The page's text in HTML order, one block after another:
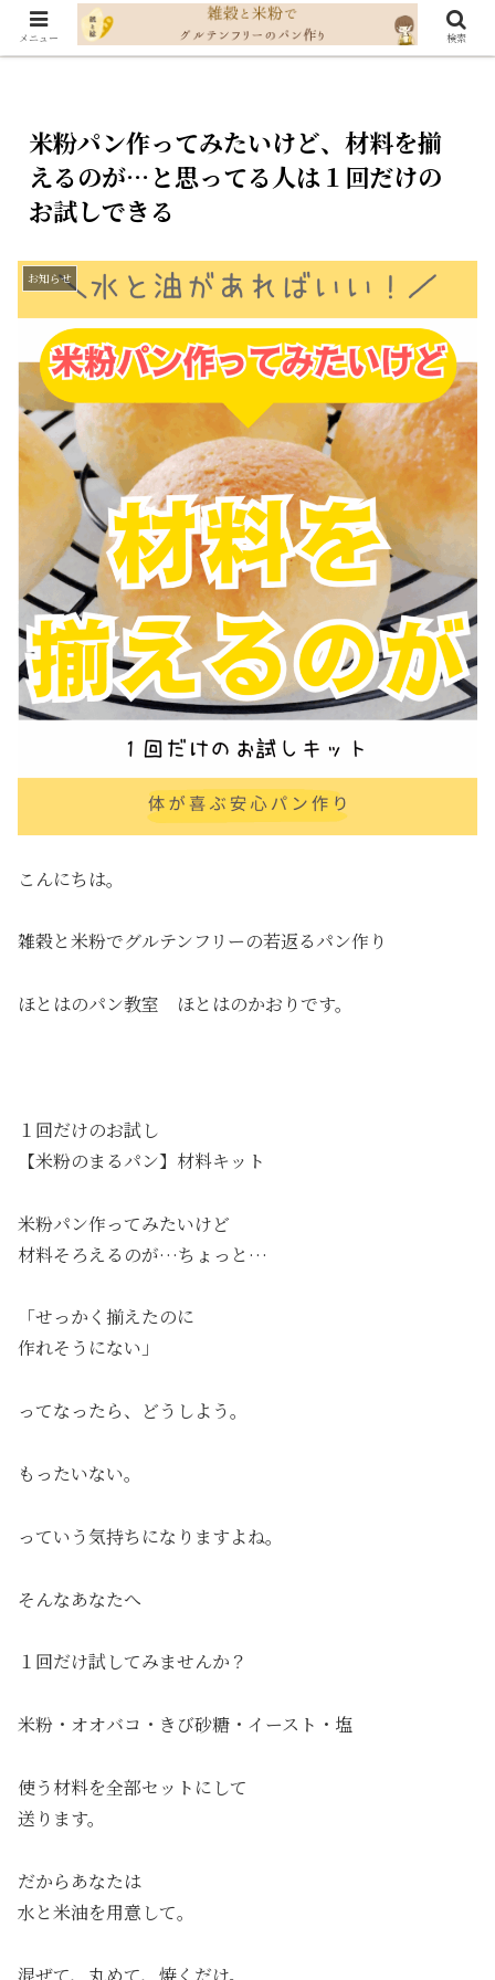
米粉パン作ってみたいけど、材料を揃
えるのが…と思ってる人は１回だけの
お試しできる
お知らせ
こんにちは。
雑穀と米粉でグルテンフリーの若返るパン作り
ほとはのパン教室 ほとはのかおりです。
１回だけのお試し
【米粉のまるパン】材料キット
米粉パン作ってみたいけど
材料そろえるのが…ちょっと…
「せっかく揃えたのに
作れそうにない」
ってなったら、どうしよう。
もったいない。
っていう気持ちになりますよね。
そんなあなたへ
１回だけ試してみませんか？
米粉・オオバコ・きび砂糖・イースト・塩
使う材料を全部セットにして
送ります。
だからあなたは
水と米油を用意して。
混ぜて、丸めて、焼くだけ。
メニュー 検索